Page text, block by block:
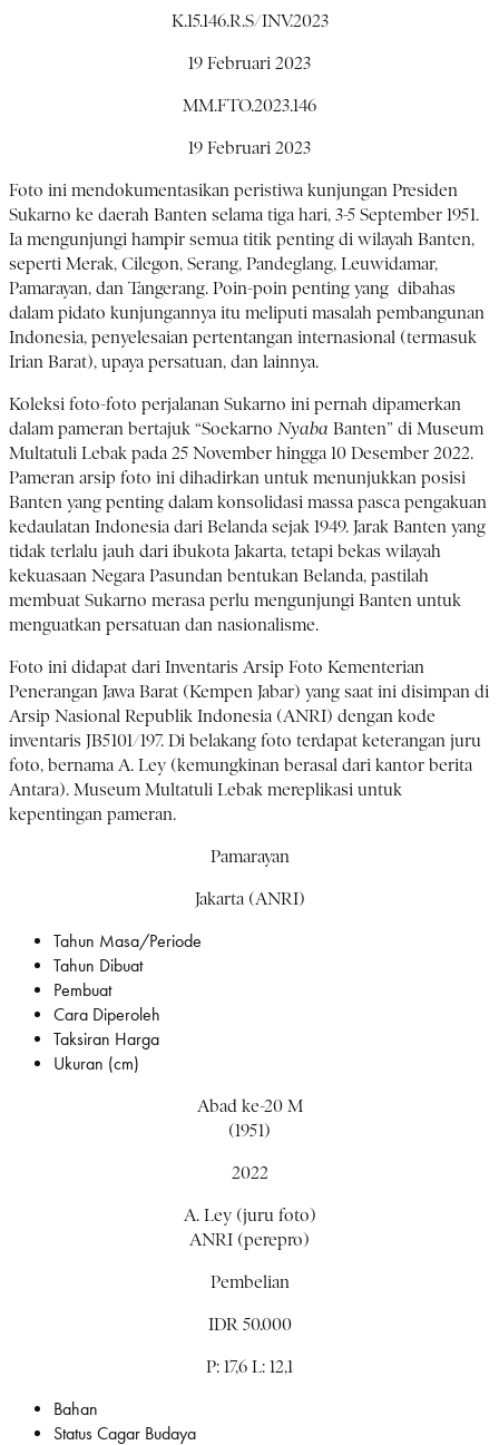
K.15.146.R.S/INV.2023
19 Februari 2023
MM.FTO.2023.146
19 Februari 2023
Foto ini mendokumentasikan peristiwa kunjungan Presiden
Sukarno ke daerah Banten selama tiga hari, 3-5 September 1951.
Ia mengunjungi hampir semua titik penting di wilayah Banten,
seperti Merak, Cilegon, Serang, Pandeglang, Leuwidamar,
Pamarayan, dan Tangerang. Poin-poin penting yang dibahas
dalam pidato kunjungannya itu meliputi masalah pembangunan
Indonesia, penyelesaian pertentangan internasional (termasuk
Irian Barat), upaya persatuan, dan lainnya.
Koleksi foto-foto perjalanan Sukarno ini pernah dipamerkan
dalam pameran bertajuk “Soekarno Nyaba Banten” di Museum
Multatuli Lebak pada 25 November hingga 10 Desember 2022.
Pameran arsip foto ini dihadirkan untuk menunjukkan posisi
Banten yang penting dalam konsolidasi massa pasca pengakuan
kedaulatan Indonesia dari Belanda sejak 1949. Jarak Banten yang
tidak terlalu jauh dari ibukota Jakarta, tetapi bekas wilayah
kekuasaan Negara Pasundan bentukan Belanda, pastilah
membuat Sukarno merasa perlu mengunjungi Banten untuk
menguatkan persatuan dan nasionalisme.
Foto ini didapat dari Inventaris Arsip Foto Kementerian
Penerangan Jawa Barat (Kempen Jabar) yang saat ini disimpan di
Arsip Nasional Republik Indonesia (ANRI) dengan kode
inventaris JB5101/197. Di belakang foto terdapat keterangan juru
foto, bernama A. Ley (kemungkinan berasal dari kantor berita
Antara). Museum Multatuli Lebak mereplikasi untuk
kepentingan pameran.
Pamarayan
Jakarta (ANRI)
Tahun Masa/Periode
Tahun Dibuat
Pembuat
Cara Diperoleh
Taksiran Harga
Ukuran (cm)
Abad ke-20 M
(1951)
2022
A. Ley (juru foto)
ANRI (perepro)
Pembelian
IDR 50.000
P: 17,6 L: 12,1
Bahan
Status Cagar Budaya